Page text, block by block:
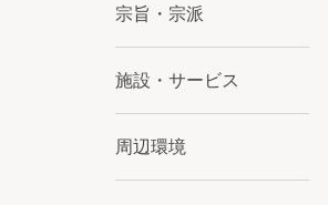
宗旨・宗派
施設・サービス
周辺環境